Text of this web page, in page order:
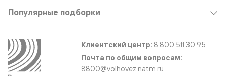
Популярные подборки
Клиентский центр: 8 800 511 30 95
Почта по общим вопросам:
8800@volhovez.natm.ru